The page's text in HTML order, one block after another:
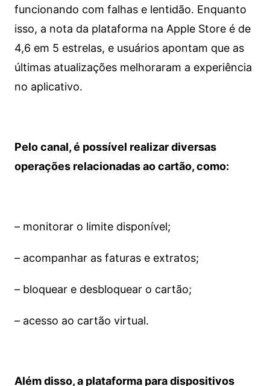
funcionando com falhas e lentidão. Enquanto
isso, a nota da plataforma na Apple Store é de
4,6 em 5 estrelas, e usuários apontam que as
últimas atualizações melhoraram a experiência
no aplicativo.
Pelo canal, é possível realizar diversas
operações relacionadas ao cartão, como:
– monitorar o limite disponível;
– acompanhar as faturas e extratos;
– bloquear e desbloquear o cartão;
– acesso ao cartão virtual.
Além disso, a plataforma para dispositivos